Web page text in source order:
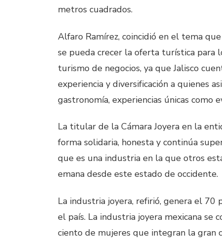
metros cuadrados.
Alfaro Ramírez, coincidió en el tema
se pueda crecer la oferta turística para
turismo de negocios, ya que Jalisco
experiencia y diversificación a quienes
gastronomía, experiencias únicas como
La titular de la Cámara Joyera en la
forma solidaria, honesta y continúa
que es una industria en la que otros
emana desde este estado de occidente.
La industria joyera, refirió, genera el 70
el país. La industria joyera mexicana
ciento de mujeres que integran la gran